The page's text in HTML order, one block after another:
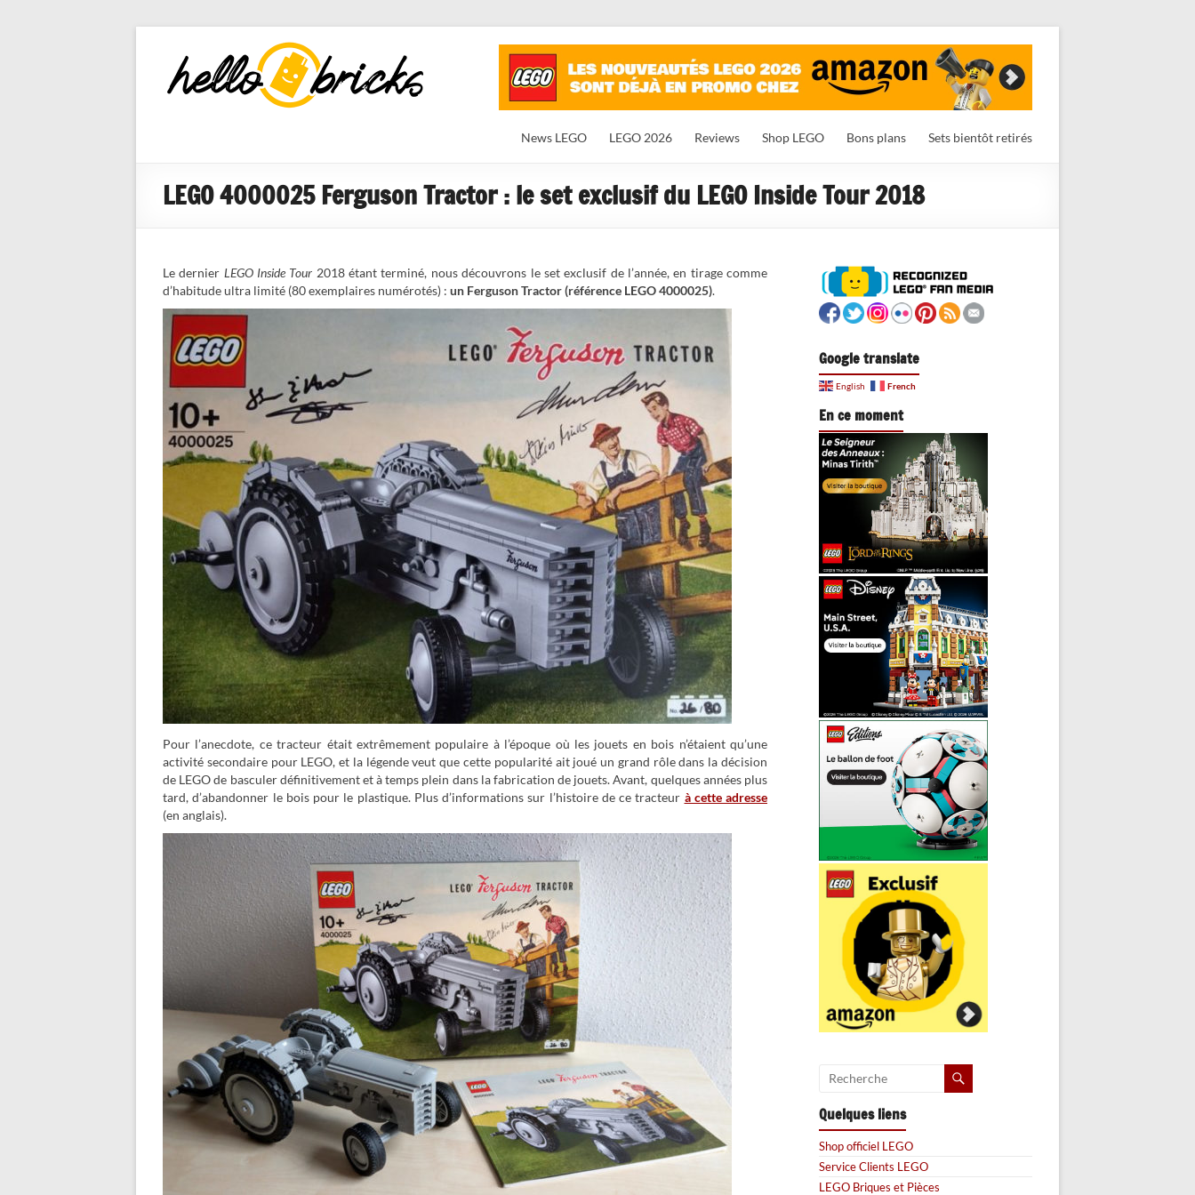
HelloBricks
Blog LEGO,
nouveaut�s
News LEGO LEGO 2026 Reviews Shop LEGO Bons plans Sets bientôt retirés
LEGO 4000025 Ferguson Tractor : le set exclusif du LEGO Inside Tour 2018
Le dernier LEGO Inside Tour 2018 étant terminé, nous découvrons le set exclusif de l’année, en tirage comme
d’habitude ultra limité (80 exemplaires numérotés) : un Ferguson Tractor (référence LEGO 4000025).
Pour l’anecdote, ce tracteur était extrêmement populaire à l’époque où les jouets en bois n’étaient qu’une
activité secondaire pour LEGO, et la légende veut que cette popularité ait joué un grand rôle dans la décision
de LEGO de basculer définitivement et à temps plein dans la fabrication de jouets. Avant, quelques années plus
tard, d’abandonner le bois pour le plastique. Plus d’informations sur l’histoire de ce tracteur à cette adresse
(en anglais).
Google translate
English French
En ce moment
Quelques liens
Shop officiel LEGO
Service Clients LEGO
LEGO Briques et Pièces